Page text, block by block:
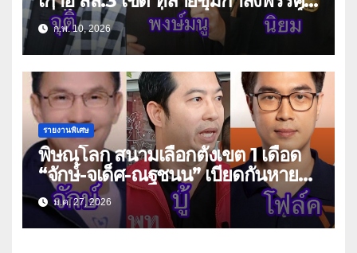
เพื่อไทย ดุจกระบี่เดียวดาย “สมศักดิ์-
มนต์ชัย”เพลี่ยงพล้ำ
ก.พ. 10, 2026
รายงานพิเศษ
พิษณุโลก สนามเลือกตั้งเขต 1 เดือด
“จักษ์-จเด็ศ-ณฐชนน” เบียดกันหายใจ
รดต้นคอ
ม.ค. 27, 2026